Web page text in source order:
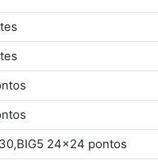
24x24 pontos